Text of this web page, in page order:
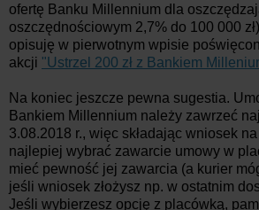
ofertę Banku Millennium dla
oszczędnościowym 2,7% do 100 000
opisuję w pierwotnym wpisie
akcji "Ustrzel 200 zł z Bankiem
Na koniec jeszcze pewna sugestia.
Bankiem Millennium należy zawrzeć
3.08.2018 r., więc składając wniosek
najlepiej wybrać zawarcie umowy w
mieć pewność jej zawarcia (a kurier
jeśli wniosek złożysz np. w ostatnim
Jeśli wybierzesz opcję z placówką,